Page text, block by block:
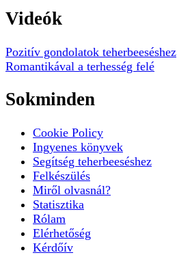
Videók
Pozitív gondolatok teherbeeséshez
Romantikával a terhesség felé
Sokminden
Cookie Policy
Ingyenes könyvek
Segítség teherbeeséshez
Felkészülés
Miről olvasnál?
Statisztika
Rólam
Elérhetőség
Kérdőív